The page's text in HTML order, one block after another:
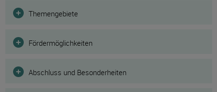
Filter
Themengebiete
Fördermöglichkeiten
Abschluss und Besonderheiten